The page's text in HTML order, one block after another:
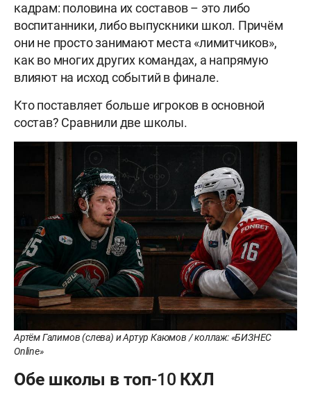
кадрам: половина их составов – это либо
воспитанники, либо выпускники школ. Причём
они не просто занимают места «лимитчиков»,
как во многих других командах, а напрямую
влияют на исход событий в финале.
Кто поставляет больше игроков в основной
состав? Сравнили две школы.
Артём Галимов (слева) и Артур Каюмов / коллаж: «БИЗНЕС
Online»
Обе школы в топ-10 КХЛ